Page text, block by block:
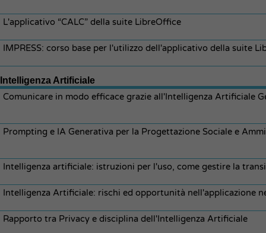
L'applicativo “CALC” della suite LibreOffice
IMPRESS: corso base per l'utilizzo dell'applicativo della suite
Intelligenza Artificiale
Comunicare in modo efficace grazie all'Intelligenza Artificiale
Prompting e IA Generativa per la Progettazione Sociale e
Intelligenza artificiale: istruzioni per l'uso, come gestire la
Intelligenza Artificiale: rischi ed opportunità nell'applicazione
Rapporto tra Privacy e disciplina dell'Intelligenza Artificiale